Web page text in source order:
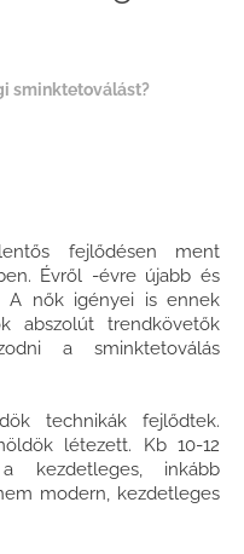
sminktetoválást?
fejlődésen ment
Évről -évre újabb és
A nők igényei is ennek
abszolút trendkövetők
a sminktetoválás
technikák fejlődtek.
létezett. Kb 10-12
kezdetleges, inkább
modern, kezdetleges